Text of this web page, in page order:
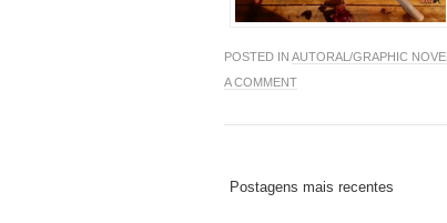
POSTED IN AUTORAL/GRAPHIC NOVEL
A COMMENT
Postagens mais recentes